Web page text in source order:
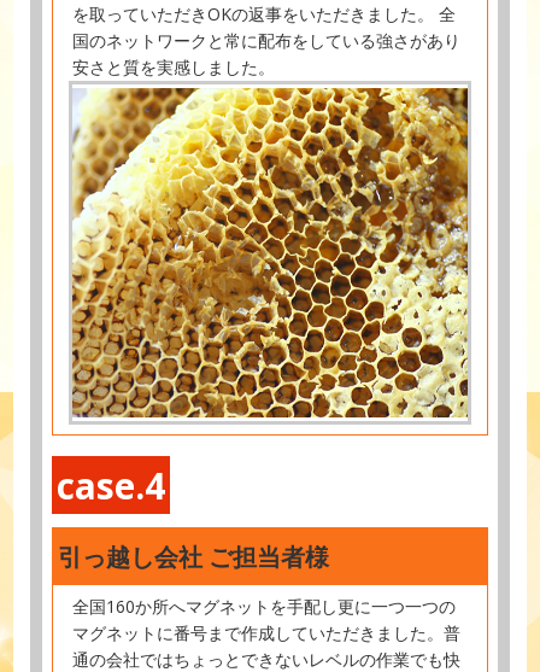
を取っていただきOKの返事をいただきました。 全
国のネットワークと常に配布をしている強さがあり
安さと質を実感しました。
case.4
引っ越し会社 ご担当者様
全国160か所へマグネットを手配し更に一つ一つの
マグネットに番号まで作成していただきました。普
通の会社ではちょっとできないレベルの作業でも快